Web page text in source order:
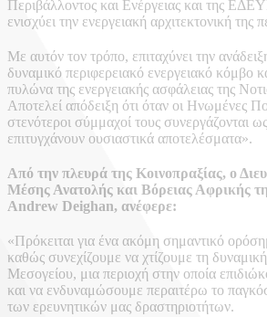
Περιβάλλοντος και Ενέργειας και της
ενισχύει την ενεργειακή αρχιτεκτονική της
Με αυτόν τον τρόπο, επιταχύνει την
δυναμικό περιφερειακό ενεργειακό κόμβο
πυλώνα της ενεργειακής ασφάλειας της
Αποτελεί απόδειξη ότι όταν οι Ηνωμένες
στενότεροι σύμμαχοί τους συνεργάζονται
επιτυγχάνουν ουσιαστικά αποτελέσματα».
Από την πλευρά της Κοινοπραξίας, ο
Μέσης Ανατολής και Βόρειας Αφρικής
Andrew Deighan, ανέφερε:
«Πρόκειται για ένα ακόμη σημαντικό
καθώς συνεχίζουμε να χτίζουμε τη
Μεσογείου, μια περιοχή στην οποία
και να ενδυναμώσουμε περαιτέρω το
των ερευνητικών μας δραστηριοτήτων.